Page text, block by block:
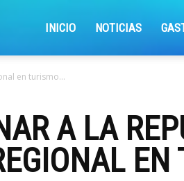
INICIO NOTICIAS
en turismo...
A LA
EN